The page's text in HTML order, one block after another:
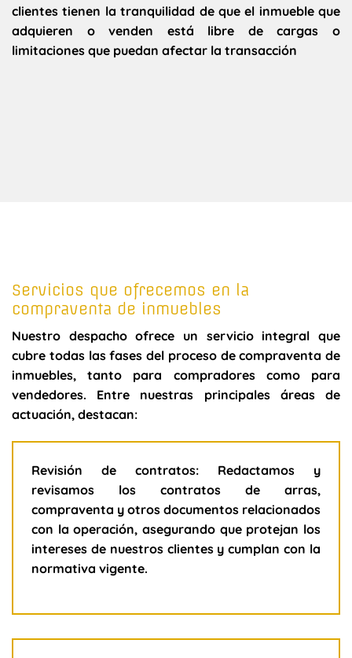
clientes tienen la tranquilidad de que el inmueble que
adquieren o venden está libre de cargas o
limitaciones que puedan afectar la transacción
Servicios que ofrecemos en la
compraventa de inmuebles
Nuestro despacho ofrece un servicio integral que
cubre todas las fases del proceso de compraventa de
inmuebles, tanto para compradores como para
vendedores. Entre nuestras principales áreas de
actuación, destacan:
Revisión de contratos: Redactamos y
revisamos los contratos de arras,
compraventa y otros documentos relacionados
con la operación, asegurando que protejan los
intereses de nuestros clientes y cumplan con la
normativa vigente.